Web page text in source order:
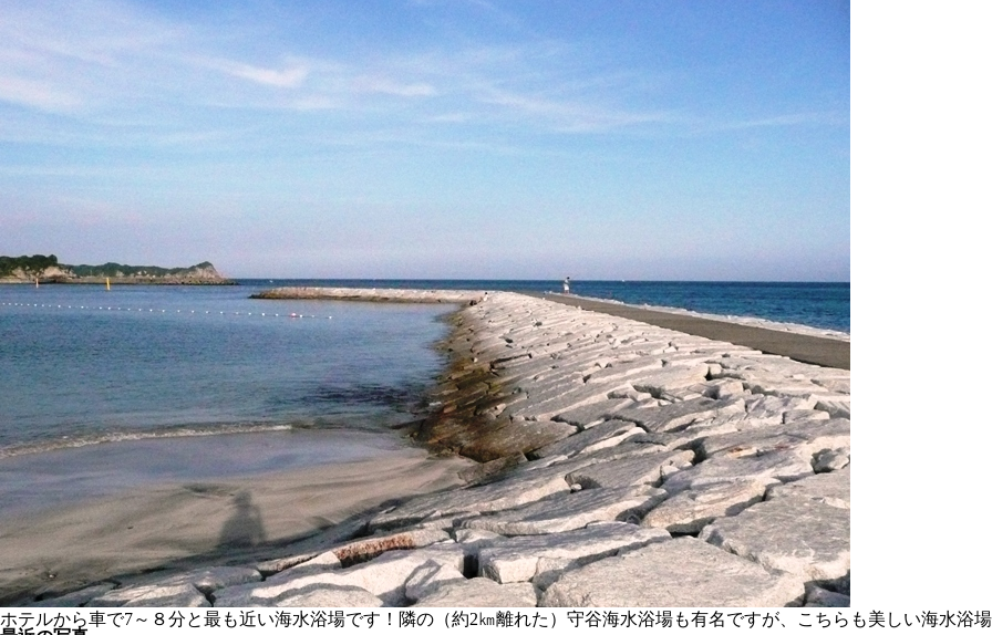
ホテルから車で7～８分と最も近い海水浴場です！隣の（約2㎞離れた）守谷海水浴場も有名ですが、こちらも美しい海水浴